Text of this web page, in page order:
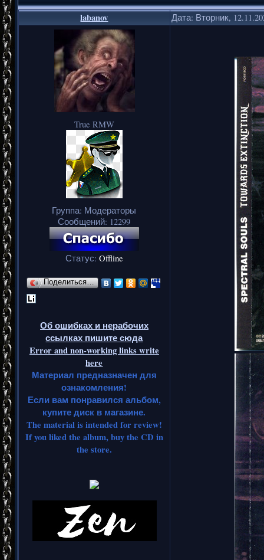
labanov Дата: Вторник,
True RMW
Группа: Модераторы
Сообщений: 12299
Статус: Offline
Поделиться…
Об ошибках и нерабочих
ссылках пишите сюда
Error and non-working links write
here
Материал предназначен для
ознакомления!
Если вам понравился альбом,
купите диск в магазине.
The material is intended for review!
If you liked the album, buy the CD in
the store.